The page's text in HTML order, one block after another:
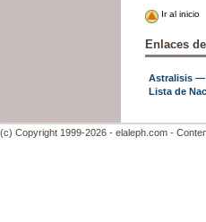
Ir al inicio
Enlaces
Astralisis —
Lista de
(c) Copyright 1999-2026 - elaleph.com -